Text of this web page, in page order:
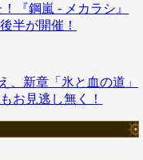
『鋼嵐 - メカラシ』
半が開催！
、新章「氷と血の道」
お見逃し無く！